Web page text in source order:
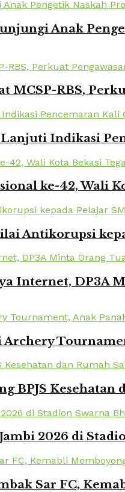
Anak
MCSP-RBS,
Indikasi
ke-42, Wali
Antikorupsi
Internet, DP3A
BPJS
2026 di
Sar FC,